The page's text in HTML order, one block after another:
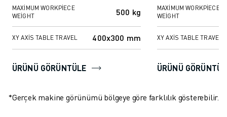
FANUC AKADEMI
ENDÜSTRILER IÇIN ÇÖZÜMLER
WORLDSKILLS & GENÇ YETENEKLER
HABERLER & MEDYA
EĞITIM ETKINLIKLERI
MAXIMUM WORKPIECE
WEIGHT
500 kg
XY AXIS TABLE TRAVEL 400x300 mm
ÜRÜNÜ GÖRÜNTÜLE
MAXIMUM WORKPIECE
WEIGHT
XY AXIS TABLE TRAVEL
ÜRÜNÜ
*Gerçek makine görünümü bölgeye göre farklılık gösterebilir.